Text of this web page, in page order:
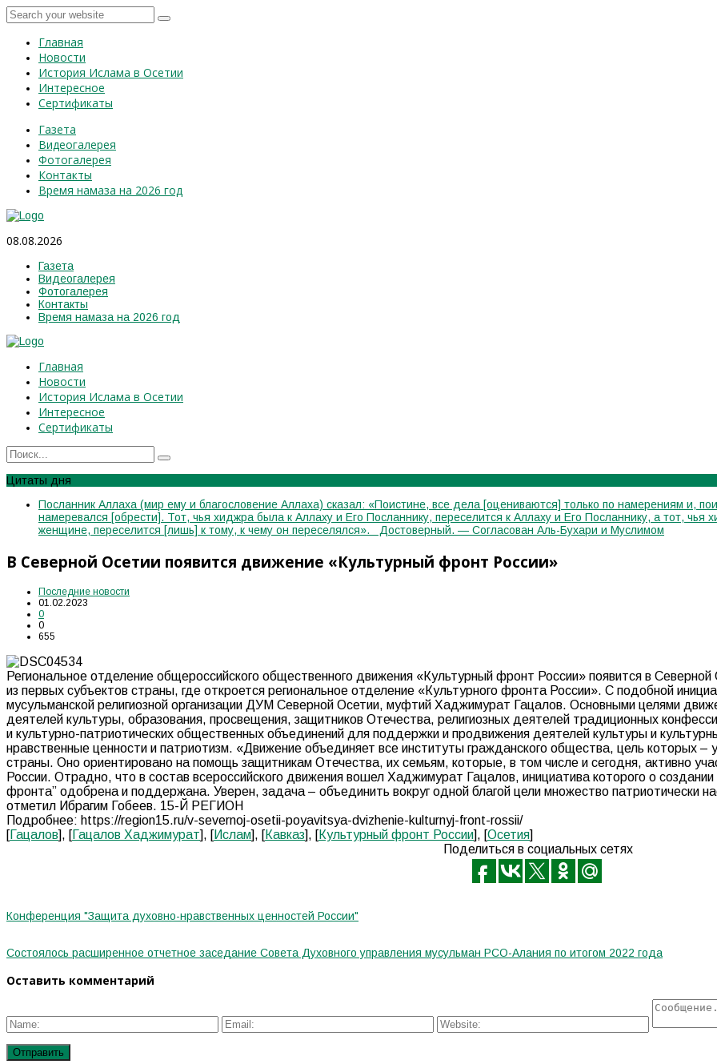
Главная
Новости
История Ислама в Осетии
Интересное
Сертификаты
Газета
Видеогалерея
Фотогалерея
Контакты
Время намаза на 2026 год
08.08.2026
Газета
Видеогалерея
Фотогалерея
Контакты
Время намаза на 2026 год
Главная
Новости
История Ислама в Осетии
Интересное
Сертификаты
Цитаты дня
Посланник Аллаха (мир ему и благословение Аллаха) сказал: «Поистине, все дела [оцениваются] только по намерениям и,
намеревался [обрести]. Тот, чья хиджра была к Аллаху и Его Посланнику, переселится к Аллаху и Его Посланнику, а тот,
женщине, переселится [лишь] к тому, к чему он переселялся». Достоверный. — Согласован Аль-Бухари и Муслимом
В Северной Осетии появится движение «Культурный фронт России»
Последние новости
01.02.2023
0
0
655
Региональное отделение общероссийского общественного движения «Культурный фронт России» появится в
из первых субъектов страны, где откроется региональное отделение «Культурного фронта России». С подобной
мусульманской религиозной организации ДУМ Северной Осетии, муфтий Хаджимурат Гацалов. Основными целями
деятелей культуры, образования, просвещения, защитников Отечества, религиозных деятелей традиционных
и культурно-патриотических общественных объединений для поддержки и продвижения деятелей культуры и
нравственные ценности и патриотизм. «Движение объединяет все институты гражданского общества, цель которых –
страны. Оно ориентировано на помощь защитникам Отечества, их семьям, которые, в том числе и сегодня, активно
России. Отрадно, что в состав всероссийского движения вошел Хаджимурат Гацалов, инициатива которого о создании
фронта” одобрена и поддержана. Уверен, задача – объединить вокруг одной благой цели множество патриотически
отметил Ибрагим Гобеев. 15-Й РЕГИОН
Подробнее: https://region15.ru/v-severnoj-osetii-poyavitsya-dvizhenie-kulturnyj-front-rossii/
[Гацалов], [Гацалов Хаджимурат], [Ислам], [Кавказ], [Культурный фронт России], [Осетия]
Поделиться в социальных сетях
Конференция "Защита духовно-нравственных ценностей России"
Состоялось расширенное отчетное заседание Совета Духовного управления мусульман РСО-Алания по итогом 2022 года
Оставить комментарий